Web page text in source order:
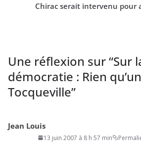
Chirac serait intervenu pour
Une réflexion sur “Sur
démocratie : Rien
Tocqueville”
Jean Louis
13 juin 2007 à 8 h 57 min